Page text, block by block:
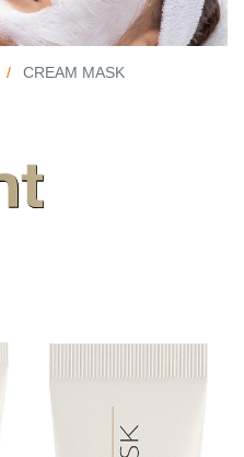
CREAM MASK